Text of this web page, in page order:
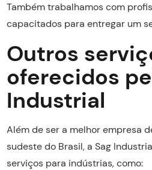
Também trabalhamos com
capacitados para entregar um
Outros
oferecidos
Industrial
Além de ser a melhor empresa
sudeste do Brasil, a Sag
serviços para indústrias, como: